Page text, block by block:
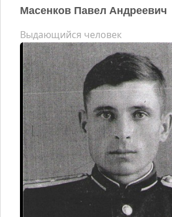
Масенков Павел Андреевич
Выдающийся человек